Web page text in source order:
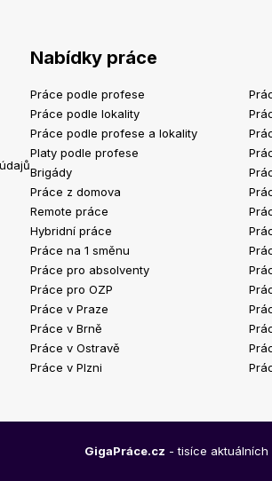
Nabídky práce
Práce podle profese
Práce podle lokality
Práce podle profese a lokality
Platy podle profese
Brigády
Práce z domova
Remote práce
Hybridní práce
Práce na 1 směnu
Práce pro absolventy
Práce pro OZP
Práce v Praze
Práce v Brně
Práce v Ostravě
Práce v Plzni
GigaPráce.cz - tisíce aktuálních